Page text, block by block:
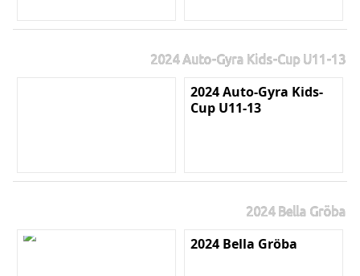
2024 Auto-Gyra Kids-Cup U11-13
2024 Auto-Gyra Kids-
Cup U11-13
2024 Bella Gröba
2024 Bella Gröba